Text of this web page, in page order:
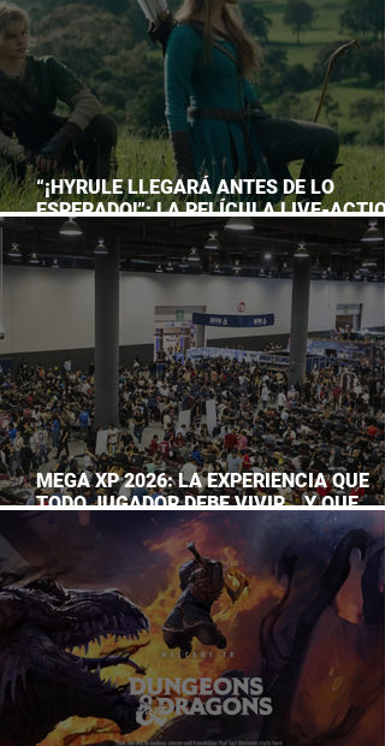
“¡HYRULE LLEGARÁ ANTES DE LO
ESPERADO!”: LA PELÍCULA LIVE-
DE THE LEGEND OF ZELDA ADELANTA
ESTRENO
MEGA XP 2026: LA EXPERIENCIA QUE
TODO JUGADOR DEBE VIVIR… Y QUE
AHORA PUEDES DISFRUTAR A TU RITMO